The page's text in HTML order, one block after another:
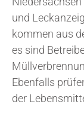
und
kommen aus
es sind
Ebenfalls
der